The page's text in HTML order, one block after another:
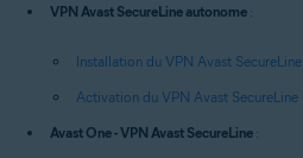
VPN Avast SecureLine autonome :
Installation du VPN Avast SecureLine
Activation du VPN Avast SecureLine
Avast One - VPN Avast SecureLine :